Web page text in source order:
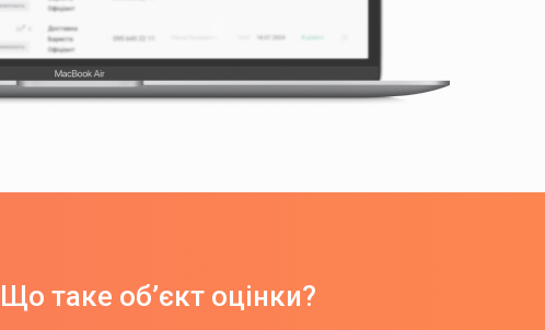
Що таке об’єкт оцінки?